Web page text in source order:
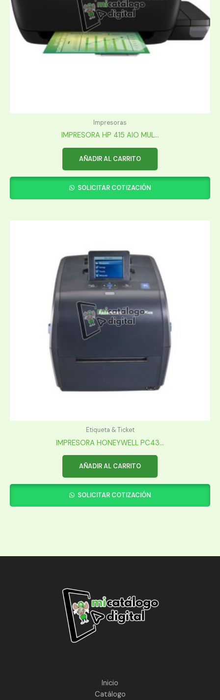
Impresoras
IMPRESORA HP 415 AIO MUL...
AÑADIR AL CARRITO
SOLICITAR COTIZACIÓN
Etiqueta & Ticket
IMPRESORA HONEYWELL PC43...
AÑADIR AL CARRITO
SOLICITAR COTIZACIÓN
Inicio
Catálogo